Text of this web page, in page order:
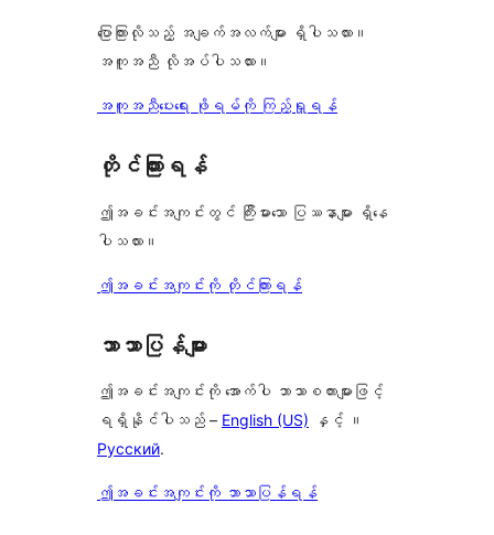
ပြောကြားလိုသည့် အချက်အလက်များ ရှိပါသလား။
အကူအညီ လိုအပ်ပါသလား။
အကူအညီပေးရေး ဖိုရမ်ကို ကြည့်ရှုရန်
တိုင်ကြားရန်
ဤအခင်းအကျင်းတွင် ကြီးမားသော ပြဿနာများ ရှိနေ
ပါသလား။
ဤအခင်းအကျင်းကို တိုင်ကြားရန်
ဘာသာပြန်များ
ဤအခင်းအကျင်းကို အောက်ပါ ဘာသာစကားများဖြင့်
ရရှိနိုင်ပါသည် – English (US) နှင့် ။
Русский.
ဤအခင်းအကျင်းကို ဘာသာပြန်ရန်